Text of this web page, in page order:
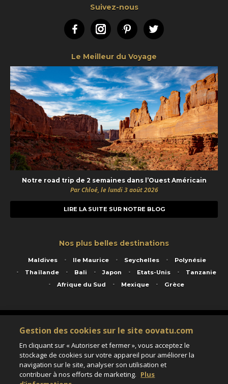
Suivez-nous
FacebookInstagramPinterestTwitter
Le Meilleur du Voyage
Notre road trip de 2 semaines dans l’Ouest Américain
Par Chloé, le lundi 3 août 2026
LIRE LA SUITE SUR NOTRE BLOG
Nos plus belles destinations
Maldives Ile Maurice Seychelles
Polynésie
Thaïlande
Bali Japon Etats-Unis
Tanzanie
Afrique du Sud
Mexique Grèce
Service animé par Nautil Voyages - 22 rue Georges Picquart 75017 Paris - S.A.S
au capital de 155 696 euros - RCS Paris B 423 671 973 - Code APE 7911Z
Matricule Atout France IM075100020 - Garantie financière Groupama - Agrément IATA
Assurance responsabilité civile et professionnelle HISCOX RCP0081066
Gestion des cookies sur le site oovatu.com
En cliquant sur « Autoriser et fermer », vous acceptez le
stockage de cookies sur votre appareil pour améliorer la
navigation sur le site, analyser son utilisation et
contribuer à nos efforts de marketing. Plus